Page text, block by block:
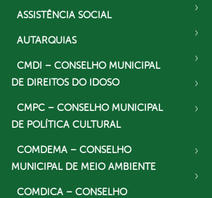
ASSISTÊNCIA SOCIAL
AUTARQUIAS
CMDI – CONSELHO MUNICIPAL
DE DIREITOS DO IDOSO
CMPC – CONSELHO MUNICIPAL
DE POLÍTICA CULTURAL
COMDEMA – CONSELHO
MUNICIPAL DE MEIO AMBIENTE
COMDICA – CONSELHO